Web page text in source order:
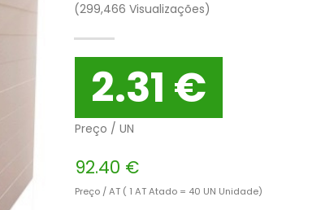
(299,466 Visualizações)
2.31 €
Preço / UN
92.40 €
Preço / AT ( 1 AT Atado = 40 UN Unidade)